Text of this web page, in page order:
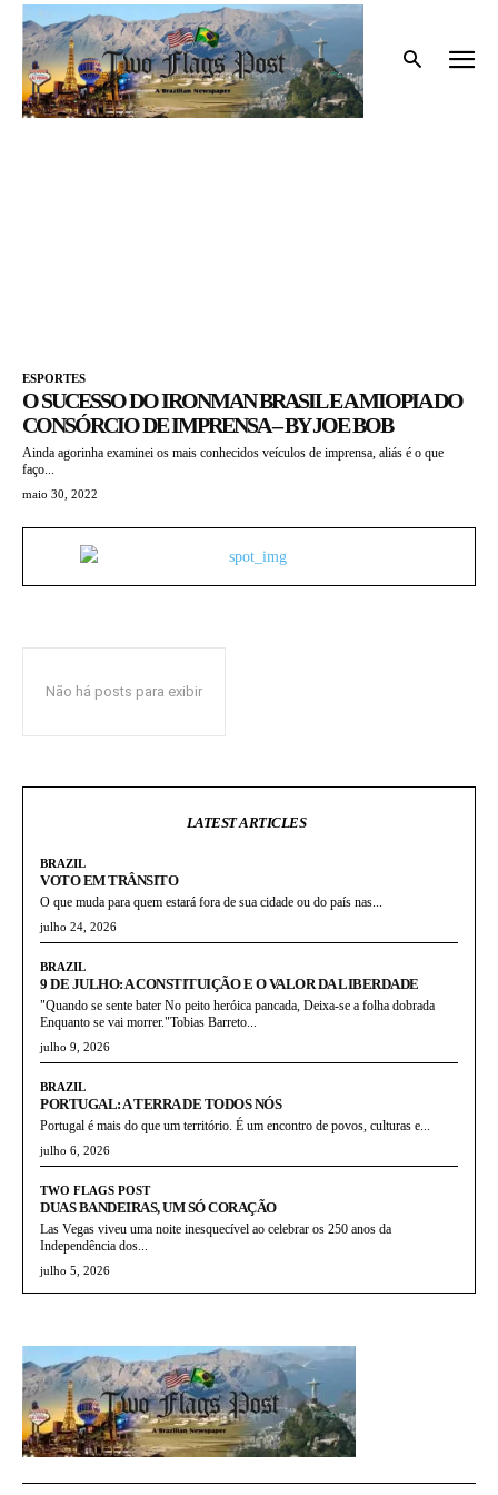
Início Tags Ironman Brazil
IRONMAN BRAZIL
ESPORTES
O SUCESSO DO IRONMAN BRASIL E A MIOPIA DO
CONSÓRCIO DE IMPRENSA – BY JOE BOB
Ainda agorinha examinei os mais conhecidos veículos de imprensa, aliás é o que
faço...
maio 30, 2022
Não há posts para exibir
LATEST ARTICLES
BRAZIL
VOTO EM TRÂNSITO
O que muda para quem estará fora de sua cidade ou do país nas...
julho 24, 2026
BRAZIL
9 DE JULHO: A CONSTITUIÇÃO E O VALOR DA LIBERDADE
"Quando se sente bater No peito heróica pancada, Deixa-se a folha dobrada
Enquanto se vai morrer."Tobias Barreto...
julho 9, 2026
BRAZIL
PORTUGAL: A TERRA DE TODOS NÓS
Portugal é mais do que um território. É um encontro de povos, culturas e...
julho 6, 2026
TWO FLAGS POST
DUAS BANDEIRAS, UM SÓ CORAÇÃO
Las Vegas viveu uma noite inesquecível ao celebrar os 250 anos da
Independência dos...
julho 5, 2026